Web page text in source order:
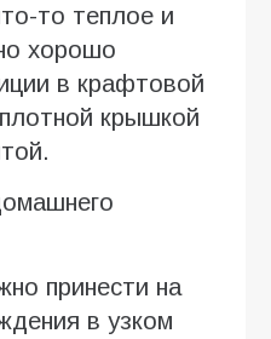
то теплое и
хорошо
в крафтовой
крышкой
принести на
в узком